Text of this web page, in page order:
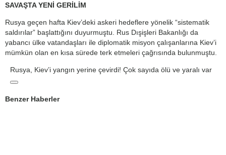
SAVAŞTA YENİ GERİLİM
Rusya geçen hafta Kiev’deki askeri hedeflere yönelik “sistematik
saldırılar” başlattığını duyurmuştu. Rus Dışişleri Bakanlığı da
yabancı ülke vatandaşları ile diplomatik misyon çalışanlarına Kiev’i
mümkün olan en kısa sürede terk etmeleri çağrısında bulunmuştu.
Rusya, Kiev’i yangın yerine çevirdi! Çok sayıda ölü ve yaralı var
Benzer Haberler